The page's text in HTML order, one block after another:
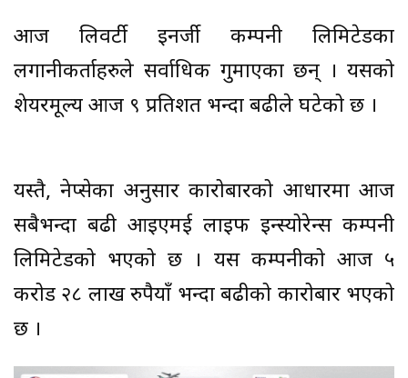
आज लिवर्टी इनर्जी कम्पनी लिमिटेडका
लगानीकर्ताहरुले सर्वाधिक गुमाएका छन् । यसको
शेयरमूल्य आज ९ प्रतिशत भन्दा बढीले घटेको छ ।
यस्तै, नेप्सेका अनुसार कारोबारको आधारमा आज
सबैभन्दा बढी आइएमई लाइफ इन्स्योरेन्स कम्पनी
लिमिटेडको भएको छ । यस कम्पनीको आज ५
करोड २८ लाख रुपैयाँ भन्दा बढीको कारोबार भएको
छ ।